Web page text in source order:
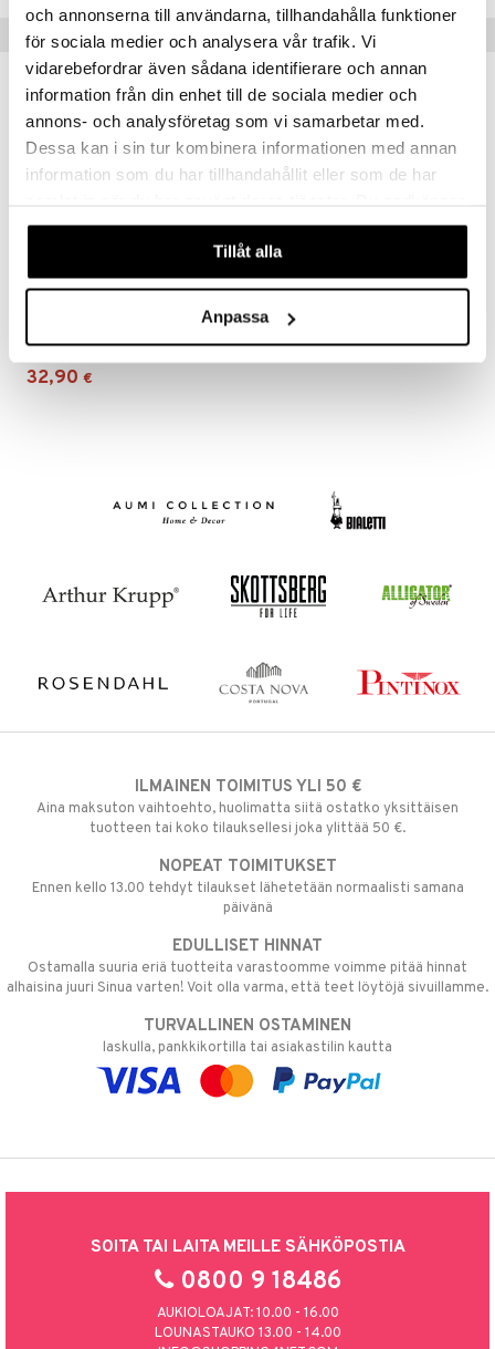
och annonserna till användarna, tillhandahålla funktioner
för sociala medier och analysera vår trafik. Vi
vidarebefordrar även sådana identifierare och annan
information från din enhet till de sociala medier och
annons- och analysföretag som vi samarbetar med.
Dessa kan i sin tur kombinera informationen med annan
information som du har tillhandahållit eller som de har
våra cookies vid fortsatt användande av vår webbplats.
Tillåt alla
Anpassa
Vinkkejä sinulle
32,90 €
& Tyynyliinat
& Peitot
ILMAINEN TOIMITUS YLI 50 €
Aina maksuton vaihtoehto, huolimatta siitä ostatko yksittäisen
tuotteen tai koko tilauksellesi joka ylittää 50 €.
NOPEAT TOIMITUKSET
Ennen kello 13.00 tehdyt tilaukset lähetetään normaalisti samana
päivänä
EDULLISET HINNAT
Ostamalla suuria eriä tuotteita varastoomme voimme pitää hinnat
alhaisina juuri Sinua varten! Voit olla varma, että teet löytöjä sivuillamme.
TURVALLINEN OSTAMINEN
laskulla, pankkikortilla tai asiakastilin kautta
SOITA TAI LAITA MEILLE SÄHKÖPOSTIA
0800 9 18486
AUKIOLOAJAT: 10.00 - 16.00
LOUNASTAUKO 13.00 - 14.00